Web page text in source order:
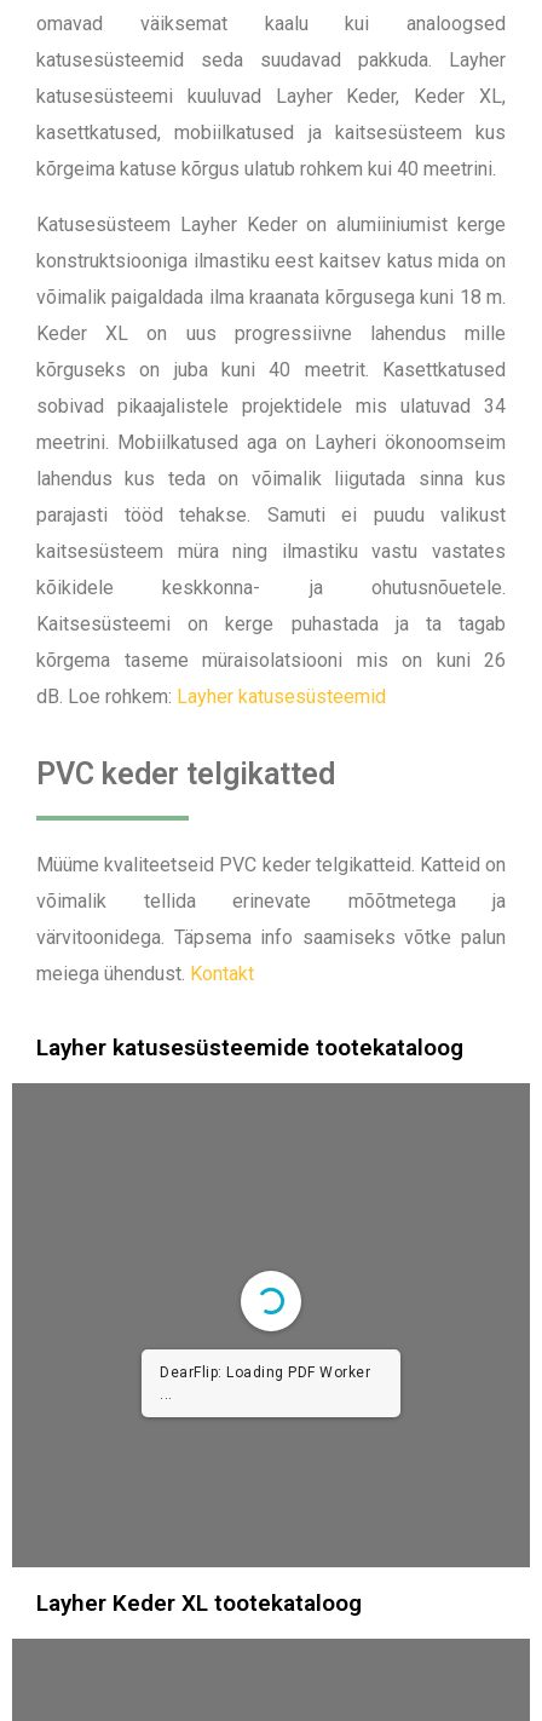
omavad väiksemat kaalu kui analoogsed
katusesüsteemid seda suudavad pakkuda. Layher
katusesüsteemi kuuluvad Layher Keder, Keder XL,
kasettkatused, mobiilkatused ja kaitsesüsteem kus
kõrgeima katuse kõrgus ulatub rohkem kui 40 meetrini.
Katusesüsteem Layher Keder on alumiiniumist kerge
konstruktsiooniga ilmastiku eest kaitsev katus mida on
võimalik paigaldada ilma kraanata kõrgusega kuni 18 m.
Keder XL on uus progressiivne lahendus mille
kõrguseks on juba kuni 40 meetrit. Kasettkatused
sobivad pikaajalistele projektidele mis ulatuvad 34
meetrini. Mobiilkatused aga on Layheri ökonoomseim
lahendus kus teda on võimalik liigutada sinna kus
parajasti tööd tehakse. Samuti ei puudu valikust
kaitsesüsteem müra ning ilmastiku vastu vastates
kõikidele keskkonna- ja ohutusnõuetele.
Kaitsesüsteemi on kerge puhastada ja ta tagab
kõrgema taseme müraisolatsiooni mis on kuni 26
dB. Loe rohkem: Layher katusesüsteemid
PVC keder telgikatted
Müüme kvaliteetseid PVC keder telgikatteid. Katteid on
võimalik tellida erinevate mõõtmetega ja
värvitoonidega. Täpsema info saamiseks võtke palun
meiega ühendust. Kontakt
Layher katusesüsteemide tootekataloog
DearFlip: Loading PDF Worker
Layher Keder XL tootekataloog